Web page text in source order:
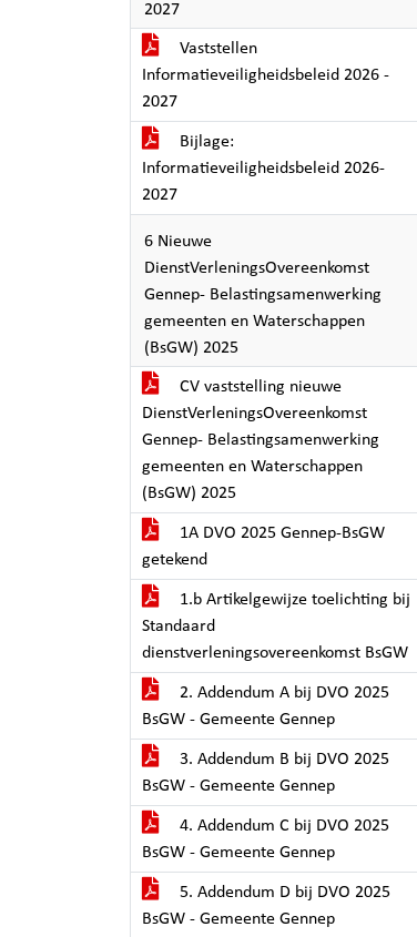
2027
Vaststellen
Informatieveiligheidsbeleid 2026 -
2027
Bijlage:
Informatieveiligheidsbeleid 2026-
2027
6 Nieuwe
DienstVerleningsOvereenkomst
Gennep- Belastingsamenwerking
gemeenten en Waterschappen
(BsGW) 2025
CV vaststelling nieuwe
DienstVerleningsOvereenkomst
Gennep- Belastingsamenwerking
gemeenten en Waterschappen
(BsGW) 2025
1A DVO 2025 Gennep-BsGW
getekend
1.b Artikelgewijze toelichting bij
Standaard
dienstverleningsovereenkomst BsGW
2. Addendum A bij DVO 2025
BsGW - Gemeente Gennep
3. Addendum B bij DVO 2025
BsGW - Gemeente Gennep
4. Addendum C bij DVO 2025
BsGW - Gemeente Gennep
5. Addendum D bij DVO 2025
BsGW - Gemeente Gennep